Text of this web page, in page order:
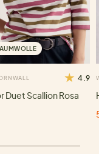
4.9
Duet Scallion Rosa